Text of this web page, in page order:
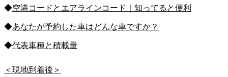
◆空港コードとエアラインコード｜知ってると便利
◆あなたが予約した車はどんな車ですか？
◆代表車種と積載量
＜現地到着後＞